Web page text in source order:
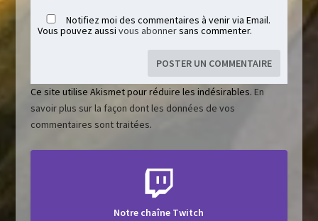
Notifiez moi des commentaires à venir via Email.
Vous pouvez aussi vous abonnersans commenter.
Ce site utilise Akismet pour réduire les indésirables. En
savoir plus sur la façon dont les données de vos
commentaires sont traitées.
Notre chaîne Twitch